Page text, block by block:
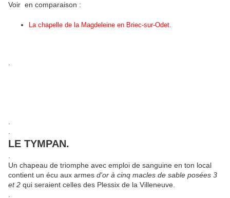
Voir en comparaison :
La chapelle de la Magdeleine en Briec-sur-Odet.
LE TYMPAN.
Un chapeau de triomphe avec emploi de sanguine en ton local
contient un écu aux armes d'or à cinq macles de sable posées 3
et 2 qui seraient celles des Plessix de la Villeneuve.